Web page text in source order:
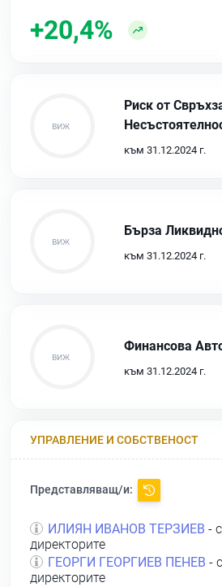
+20,4%
Риск от
към 31.12.2024 г.
Бърза
към 31.12.2024 г.
Финансова
към 31.12.2024 г.
УПРАВЛЕНИЕ И СОБСТВЕНОСТ
Представляващ/и:
ИЛИЯН ИВАНОВ ТЕРЗИЕВ -
директорите
ГЕОРГИ ГЕОРГИЕВ ПЕНЕВ -
директорите